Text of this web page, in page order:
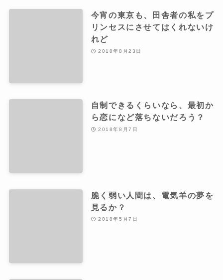
今宵の東京も、田舎者の私をプ
リンセスにさせてはくれないけ
れど
2018年8月23日
自制できるくらいなら、最初か
ら恋になど落ちないだろう？
2018年8月7日
脆く弱い人間は、電気羊の夢を
見るか？
2018年5月7日